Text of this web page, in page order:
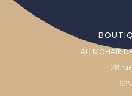
AU MOHAIR
28